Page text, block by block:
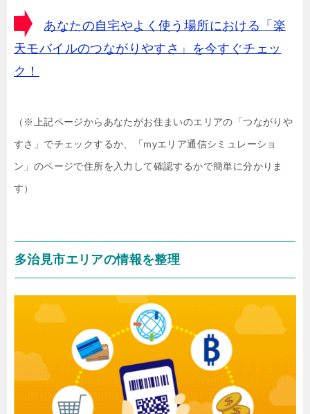
あなたの自宅やよく使う場所における「楽
天モバイルのつながりやすさ」を今すぐチェッ
ク！
（※上記ページからあなたがお住まいのエリアの「つながりや
すさ」でチェックするか、「myエリア通信シミュレーショ
ン」のページで住所を入力して確認するかで簡単に分かりま
す）
多治見市エリアの情報を整理